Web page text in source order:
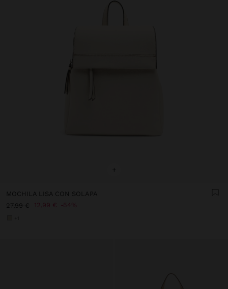
+
MOCHILA LISA CON SOLAPA
27,99 €
12,99 € 54%